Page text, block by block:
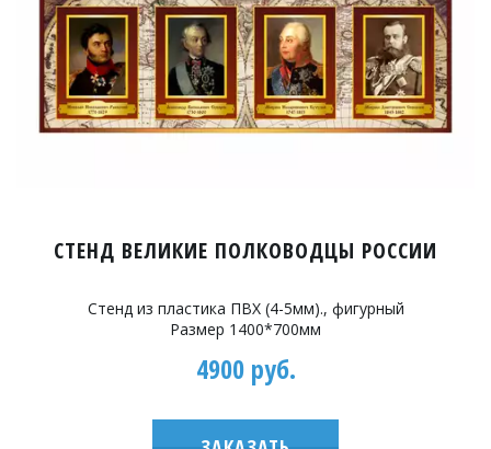
СТЕНД ВЕЛИКИЕ ПОЛКОВОДЦЫ РОССИИ
Стенд из пластика ПВХ (4-5мм)., фигурный
Размер 1400*700мм
4900 руб.